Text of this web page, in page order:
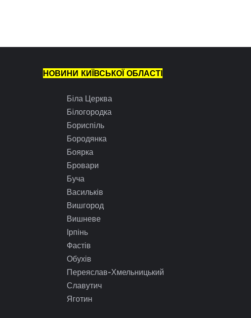
НОВИНИ КИЇВСЬКОЇ ОБЛАСТІ
Біла Церква
Білогородка
Бориспіль
Бородянка
Боярка
Бровари
Буча
Васильків
Вишгород
Вишневе
Ірпінь
Фастів
Обухів
Переяслав-Хмельницький
Славутич
Яготин